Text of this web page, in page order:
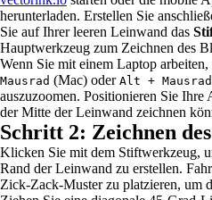
herunterladen. Erstellen Sie
Sie auf Ihrer leeren Leinwand das
Hauptwerkzeug zum Zeichnen des
Wenn Sie mit einem Laptop
Mausrad (Mac) oder Alt + Mausrad
auszuzoomen. Positionieren Sie Ihre
der Mitte der Leinwand zeichnen
Schritt 2: Zeichnen
Klicken Sie mit dem Stiftwerkzeug,
Rand der Leinwand zu erstellen.
Zick-Zack-Muster zu platzieren, um